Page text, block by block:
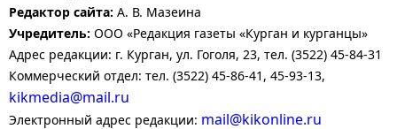
Редактор сайта: А. В. Мазеина
Учредитель: ООО «Редакция газеты «Курган и курганцы»
Адрес редакции: г. Курган, ул. Гоголя, 23, тел. (3522) 45-84-31
Коммерческий отдел: тел. (3522) 45-86-41, 45-93-13,
kikmedia@mail.ru
Электронный адрес редакции: mail@kikonline.ru